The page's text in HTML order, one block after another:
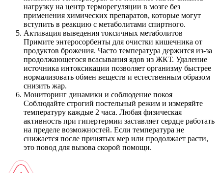
нагрузку на центр терморегуляции в мозге без
применения химических препаратов, которые могут
вступить в реакцию с метаболитами спиртного.
Активация выведения токсичных метаболитов
Примите энтеросорбенты для очистки кишечника от
продуктов брожения. Часто температура держится из-за
продолжающегося всасывания ядов из ЖКТ. Удаление
источника интоксикации позволяет организму быстрее
нормализовать обмен веществ и естественным образом
снизить жар.
Мониторинг динамики и соблюдение покоя
Соблюдайте строгий постельный режим и измеряйте
температуру каждые 2 часа. Любая физическая
активность при гипертермии заставляет сердце работать
на пределе возможностей. Если температура не
снижается после принятых мер или продолжает расти,
это повод для вызова скорой помощи.